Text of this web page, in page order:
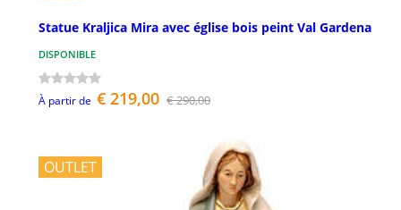
Statue Kraljica Mira avec église bois peint Val Gardena
DISPONIBLE
À partir de € 219,00 € 290,00
OUTLET